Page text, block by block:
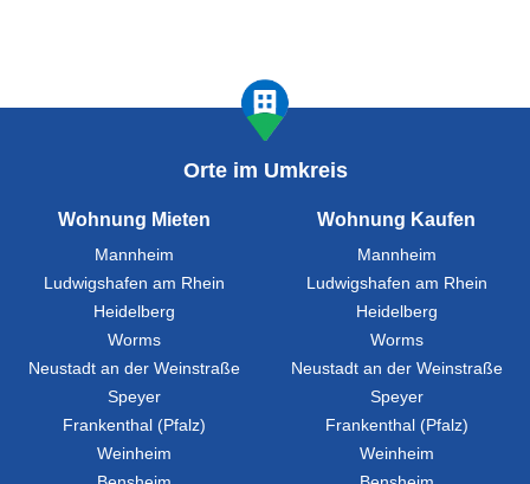
Orte im Umkreis
Wohnung Mieten
Mannheim
Ludwigshafen am Rhein
Heidelberg
Worms
Neustadt an der Weinstraße
Speyer
Frankenthal (Pfalz)
Weinheim
Wohnung Kaufen
Mannheim
Ludwigshafen am Rhein
Heidelberg
Worms
Neustadt an der Weinstraße
Speyer
Frankenthal (Pfalz)
Weinheim